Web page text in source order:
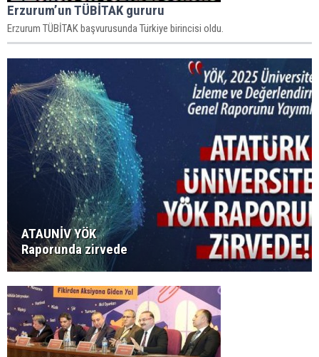
Erzurum’un TÜBİTAK gururu
Erzurum TÜBİTAK başvurusunda Türkiye birincisi oldu.
ATAUNİV YÖK
Raporunda zirvede